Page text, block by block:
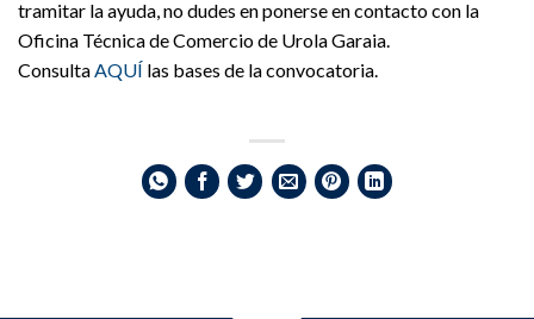
tramitar laayuda,nodudes enponerseencontactocon la
Oficina Técnica deComerciode Urola Garaia.
ConsultaAQUÍ las bases de la convocatoria.